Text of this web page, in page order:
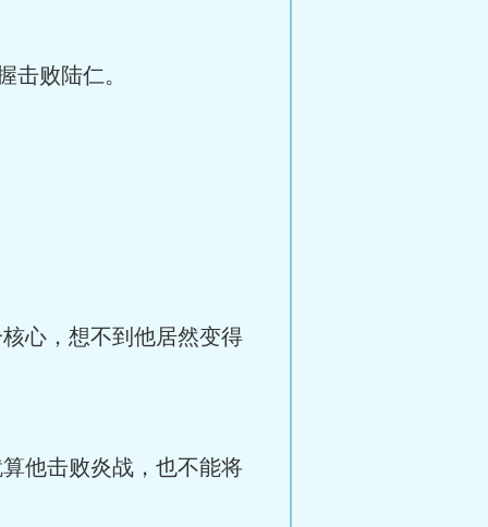
败陆仁。
心，想不到他居然变得
他击败炎战，也不能将